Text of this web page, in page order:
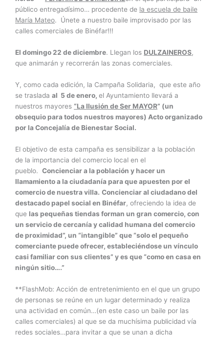
público entregadísimo… procedente de la escuela de baile
María Mateo. Únete a nuestro baile improvisado por las
calles comerciales de Binéfar!!!
El domingo 22 de diciembre. Llegan los DULZAINEROS,
que animarán y recorrerán las zonas comerciales.
Y, como cada edición, la Campaña Solidaria, que este año
se trasladaal 5 de enero,el Ayuntamiento llevará a
nuestros mayores“La Ilusión de Ser MAYOR” (un
obsequio para todos nuestros mayores) Acto organizado
por la Concejalía de Bienestar Social.
El objetivo de esta campaña es sensibilizar a la población
de la importancia del comercio local en el
pueblo.Concienciar a la población y hacer un
llamamiento a la ciudadanía para que apuesten por el
comercio de nuestra villa. Concienciar al ciudadano del
destacado papel social en Binéfar, ofreciendo la idea de
que las pequeñas tiendas forman un gran comercio, con
un servicio de cercanía y calidad humana del comercio
de proximidad”, un “intangible” que “solo el pequeño
comerciante puede ofrecer, estableciéndose un vínculo
casi familiar con sus clientes” y es que “como en casa en
ningún sitio….”
**FlashMob: Acción de entretenimiento en el que un grupo
de personas se reúne en un lugar determinado y realiza
una actividad en común…(en este caso un baile por las
calles comerciales) al que se da muchísima publicidad vía
redes sociales…para invitar a que se unan a dicha